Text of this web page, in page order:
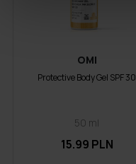
OMI
Protective Body Gel SPF 30
50 ml
15.99 PLN